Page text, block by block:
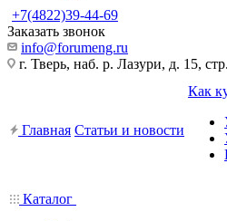
+7(4822)39-44-69
Заказать звонок
info@forumeng.ru
г. Тверь, наб. р. Лазури, д. 15,
Главная Статьи и новости
Как
Каталог